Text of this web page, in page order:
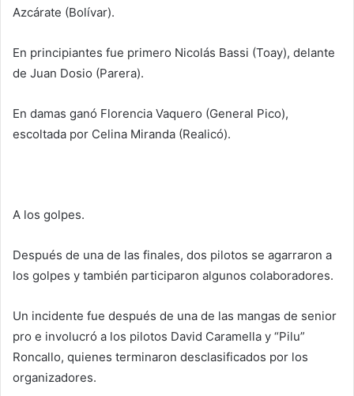
Azcárate (Bolívar).
En principiantes fue primero Nicolás Bassi (Toay), delante
de Juan Dosio (Parera).
En damas ganó Florencia Vaquero (General Pico),
escoltada por Celina Miranda (Realicó).
A los golpes.
Después de una de las finales, dos pilotos se agarraron a
los golpes y también participaron algunos colaboradores.
Un incidente fue después de una de las mangas de senior
pro e involucró a los pilotos David Caramella y “Pilu”
Roncallo, quienes terminaron desclasificados por los
organizadores.